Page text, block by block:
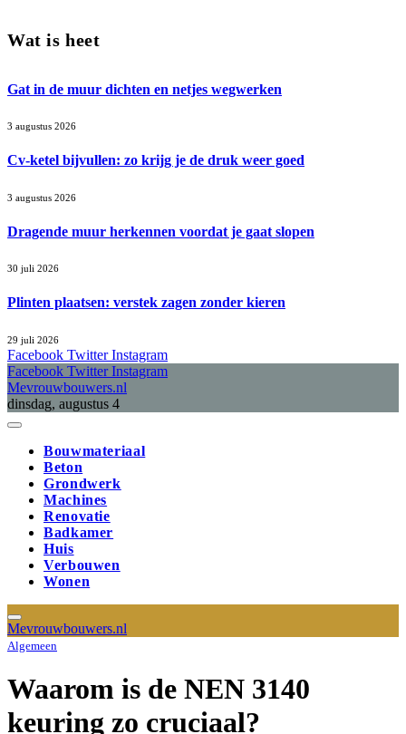
Wat is heet
Gat in de muur dichten en netjes wegwerken
3 augustus 2026
Cv-ketel bijvullen: zo krijg je de druk weer goed
3 augustus 2026
Dragende muur herkennen voordat je gaat slopen
30 juli 2026
Plinten plaatsen: verstek zagen zonder kieren
29 juli 2026
Facebook Twitter Instagram
Facebook Twitter Instagram
Mevrouwbouwers.nl
dinsdag, augustus 4
Bouwmateriaal
Beton
Grondwerk
Machines
Renovatie
Badkamer
Huis
Verbouwen
Wonen
Mevrouwbouwers.nl
Algemeen
Waarom is de NEN 3140
keuring zo cruciaal?